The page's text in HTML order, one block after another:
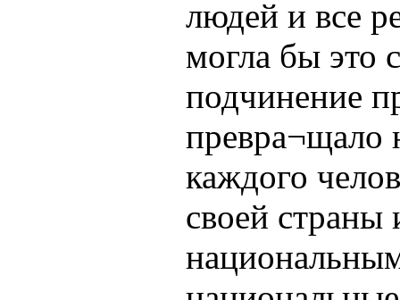
людей и все
могла бы это
подчинение
превра¬щало
каждого
своей страны